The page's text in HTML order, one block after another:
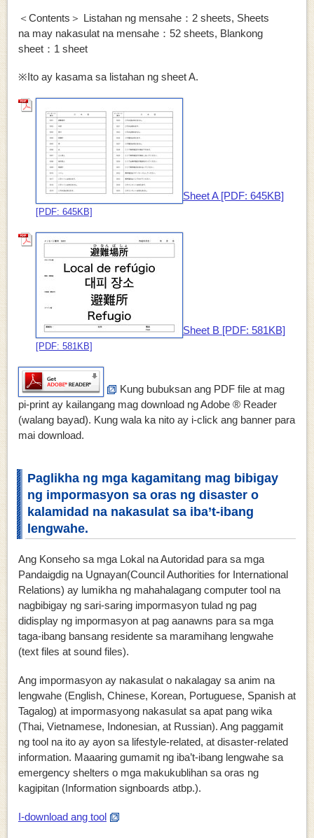
＜Contents＞ Listahan ng mensahe：2 sheets, Sheets
na may nakasulat na mensahe：52 sheets, Blankong
sheet：1 sheet
※Ito ay kasama sa listahan ng sheet A.
Sheet A [PDF: 645KB]
[PDF: 645KB]
Sheet B [PDF: 581KB]
[PDF: 581KB]
Kung bubuksan ang PDF file at mag
pi-print ay kailangang mag download ng Adobe ® Reader
(walang bayad). Kung wala ka nito ay i-click ang banner para
mai download.
Paglikha ng mga kagamitang mag bibigay
ng impormasyon sa oras ng disaster o
kalamidad na nakasulat sa iba’t-ibang
lengwahe.
Ang Konseho sa mga Lokal na Autoridad para sa mga
Pandaigdig na Ugnayan(Council Authorities for International
Relations) ay lumikha ng mahahalagang computer tool na
nagbibigay ng sari-saring impormasyon tulad ng pag
didisplay ng impormasyon at pag aanawns para sa mga
taga-ibang bansang residente sa maramihang lengwahe
(text files at sound files).
Ang impormasyon ay nakasulat o nakalagay sa anim na
lengwahe (English, Chinese, Korean, Portuguese, Spanish at
Tagalog) at impormasyong nakasulat sa apat pang wika
(Thai, Vietnamese, Indonesian, at Russian). Ang paggamit
ng tool na ito ay ayon sa lifestyle-related, at disaster-related
information. Maaaring gumamit ng iba’t-ibang lengwahe sa
emergency shelters o mga makukublihan sa oras ng
kagipitan (Information signboards atbp.).
I-download ang tool